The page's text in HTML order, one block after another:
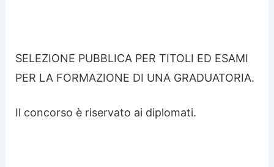
SELEZIONE PUBBLICA PER TITOLI ED ESAMI
PER LA FORMAZIONE DI UNA GRADUATORIA.
Il concorso è riservato ai diplomati.